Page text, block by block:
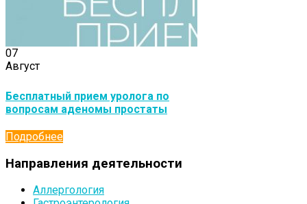
07
Август
Бесплатный прием уролога по
вопросам аденомы простаты
Подробнее
Направления деятельности
Аллергология